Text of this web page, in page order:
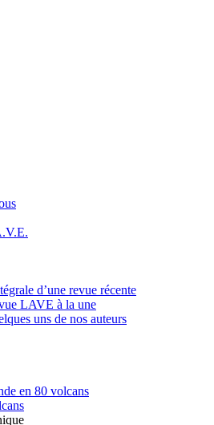
d’une revue récente
LAVE à la une
uns de nos auteurs
en 80 volcans